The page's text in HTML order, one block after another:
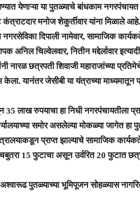
येणाऱ्या या पुतळ्याचे बांधकाम
मनोज शेकुर्तीवार यांना मिळाले आहे.
दिपाली नामेवार, सामाजिक
अनिल चिल्वेलवार, नितीन मद्देर्लावार
नारळ छत्रपती शिवाजी महाराजांच्या
केला. यानंतर जेसीबी या यंत्राच्या
35 लाख रुपयाचा हा निधी नगरपंचायतीला
समोर असलेल्या मोकळ्या जागेत हा
प्राप्त झाल्याचे सामाजिक
15 फुटाचा असून उर्वरित 20 फुटात
अश्वारूढ पुतळ्याच्या भूमिपूजन सोहळ्यास